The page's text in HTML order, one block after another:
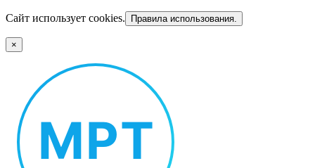
Сайт использует cookies. Правила использования.
×